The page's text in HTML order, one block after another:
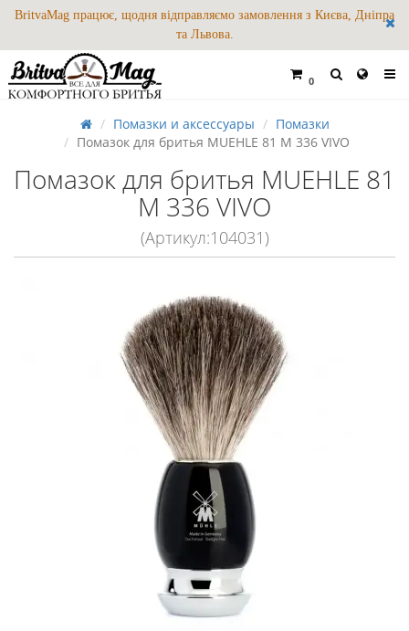
BritvaMag працює, щодня відправляємо замовлення з Києва, Дніпра
та Львова.
0
Помазки и аксессуары
Помазки
Помазок для бритья MUEHLE 81 M 336 VIVO
Помазок для бритья MUEHLE 81
M 336 VIVO
(Артикул:104031)